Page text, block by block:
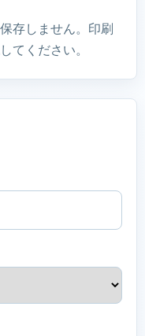
存しません。印刷
てください。